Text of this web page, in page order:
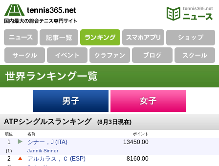
ATPシングルスランキング (8月3日現在)
順位 名前 ポイント
1
(1)
シナー，J (ITA)
Jannik Sinner
13450.00
2 アルカラス，Ｃ (ESP) 8160.00